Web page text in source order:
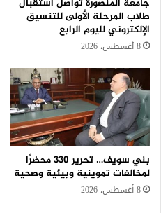
طلاب المرحلة الأولى للتنسيق
الإلكتروني لليوم الرابع
8 أغسطس، 2026
بني سويف… تحرير 330 محضرًا
لمخالفات تموينية وبيئية وصحية
8 أغسطس، 2026